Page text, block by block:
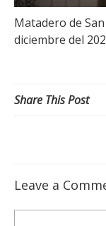
Matadero de
diciembre del
Share This Post
Leave a